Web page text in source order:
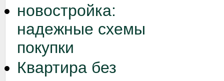
новостройка:
надежные схемы
покупки
Квартира без